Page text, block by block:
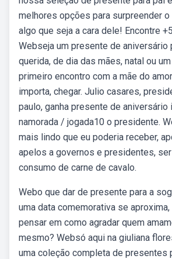
melhores opções para surpreender
algo que seja a cara dele! Encontre
Webseja um presente de aniversário
querida, de dia das mães, natal ou
primeiro encontro com a mãe do
importa, chegar. Julio casares,
paulo, ganha presente de aniversário
namorada / jogada10 o presidente.
mais lindo que eu poderia receber,
apelos a governos e presidentes,
consumo de carne de cavalo.
Webo que dar de presente para a
uma data comemorativa se
pensar em como agradar quem
mesmo? Websó aqui na giuliana
uma coleção completa de presentes